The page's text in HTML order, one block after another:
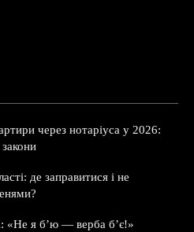
через нотаріуса у 2026:
де заправитися і не
«Не я б’ю — верба б’є!»